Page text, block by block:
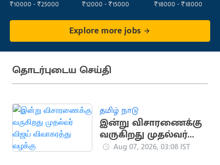
₹10000 - ₹25000 ₹12000 - ₹15000 ₹18000 - ₹18000
Explore more jobs
தொடர்புடைய செய்தி
தமிழ் நாடு
இன்று விசாரணைக்கு
வருகிறது முதல்வர்
விஜய் விவாகரத்து
Aug 07, 2026, 03:08 IST